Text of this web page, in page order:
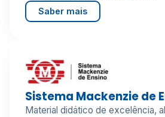
Saber mais
Sistema Mackenzie de
Material didático de excelência,